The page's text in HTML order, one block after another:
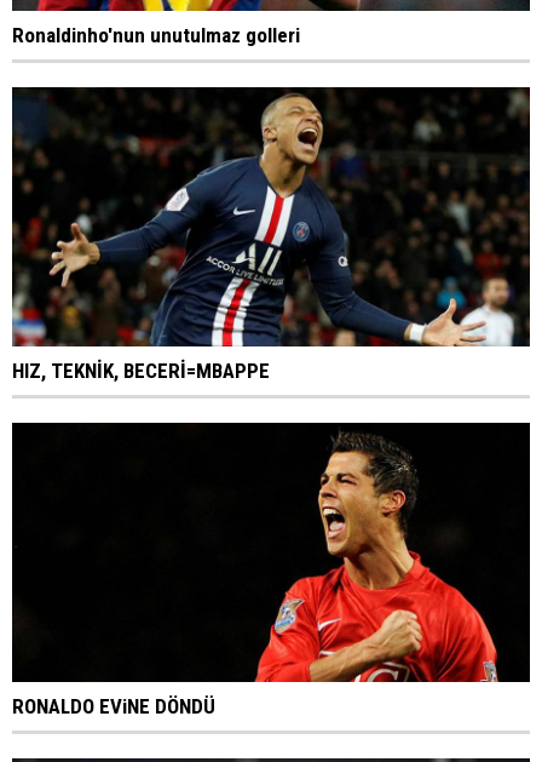
Ronaldinho'nun unutulmaz golleri
HIZ, TEKNİK, BECERİ=MBAPPE
RONALDO EViNE DÖNDÜ